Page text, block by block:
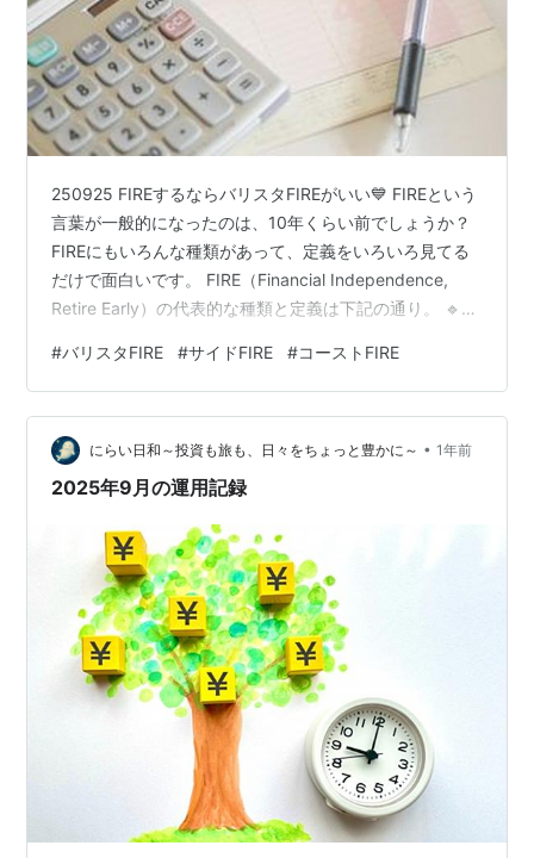
250925 FIREするならバリスタFIREがいい💙 FIREという
言葉が一般的になったのは、10年くらい前でしょうか？
FIREにもいろんな種類があって、定義をいろいろ見てる
だけで面白いです。 FIRE（Financial Independence,
Retire Early）の代表的な種類と定義は下記の通り。 🔹
アを実現するライフスタイル」を指します。ただし「ど
の程度働くか」「どのくらい資産収入に頼るか」でスタ
イルが分かれています。 🔸 FIREの種類と定義 1. Fat
FIRE（ファットFIRE） 定義: ゆとりある生活をし…
#バリスタFIRE #サイドFIRE #コーストFIRE
にらい日和～投資も旅も、日々をちょっと豊かに～ • 1年前
2025年9月の運用記録